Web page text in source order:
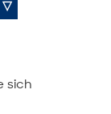
▽
sich